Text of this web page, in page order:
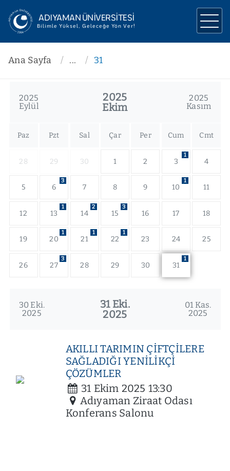
ADIYAMAN ÜNİVERSİTESİ
Bilimle Yüksel, Geleceğe Yön Ver!
ÜNİVERSİTEMİZ
AKADEMİK
Ana Sayfa ... 31
2025
Eylül
2025
Ekim
2025
Kasım
Paz Pzt Sal Çar Per Cum Cmt
28 29 30 1 2 3
1
4
5 6
3
7 8 9 10
1
11
12 13
1
14
2
15
3
16 17 18
19 20
1
21
1
22
1
23 24 25
26 27
3
28 29 30 31
1
30 Eki.
2025
31 Eki.
2025
01 Kas.
2025
AKILLI TARIMIN ÇİFTÇİLERE
SAĞLADIĞI YENİLİKÇİ
ÇÖZÜMLER
31 Ekim 2025 13:30
Adıyaman Ziraat Odası
Konferans Salonu